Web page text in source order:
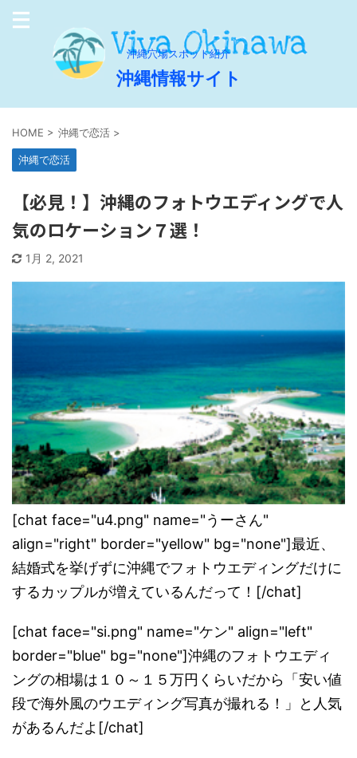
沖縄穴場スポット紹介
沖縄情報サイト
HOME > 沖縄で恋活 >
沖縄で恋活
【必見！】沖縄のフォトウエディングで人
気のロケーション７選！
1月 2, 2021
[chat face="u4.png" name="うーさん"
align="right" border="yellow" bg="none"]最近、
結婚式を挙げずに沖縄でフォトウエディングだけに
するカップルが増えているんだって！[/chat]
[chat face="si.png" name="ケン" align="left"
border="blue" bg="none"]沖縄のフォトウエディ
ングの相場は１０～１５万円くらいだから「安い値
段で海外風のウエディング写真が撮れる！」と人気
があるんだよ[/chat]